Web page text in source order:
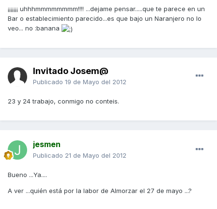
¡¡¡¡¡¡¡ uhhhmmmmmmmm!!!! ...dejame pensar.....que te parece en un
Bar o establecimiento parecido...es que bajo un Naranjero no lo
veo... no :banana
Invitado Josem@
Publicado 19 de Mayo del 2012
23 y 24 trabajo, conmigo no conteis.
jesmen
Publicado 21 de Mayo del 2012
Bueno ...Ya....
A ver ...quién está por la labor de Almorzar el 27 de mayo ...?